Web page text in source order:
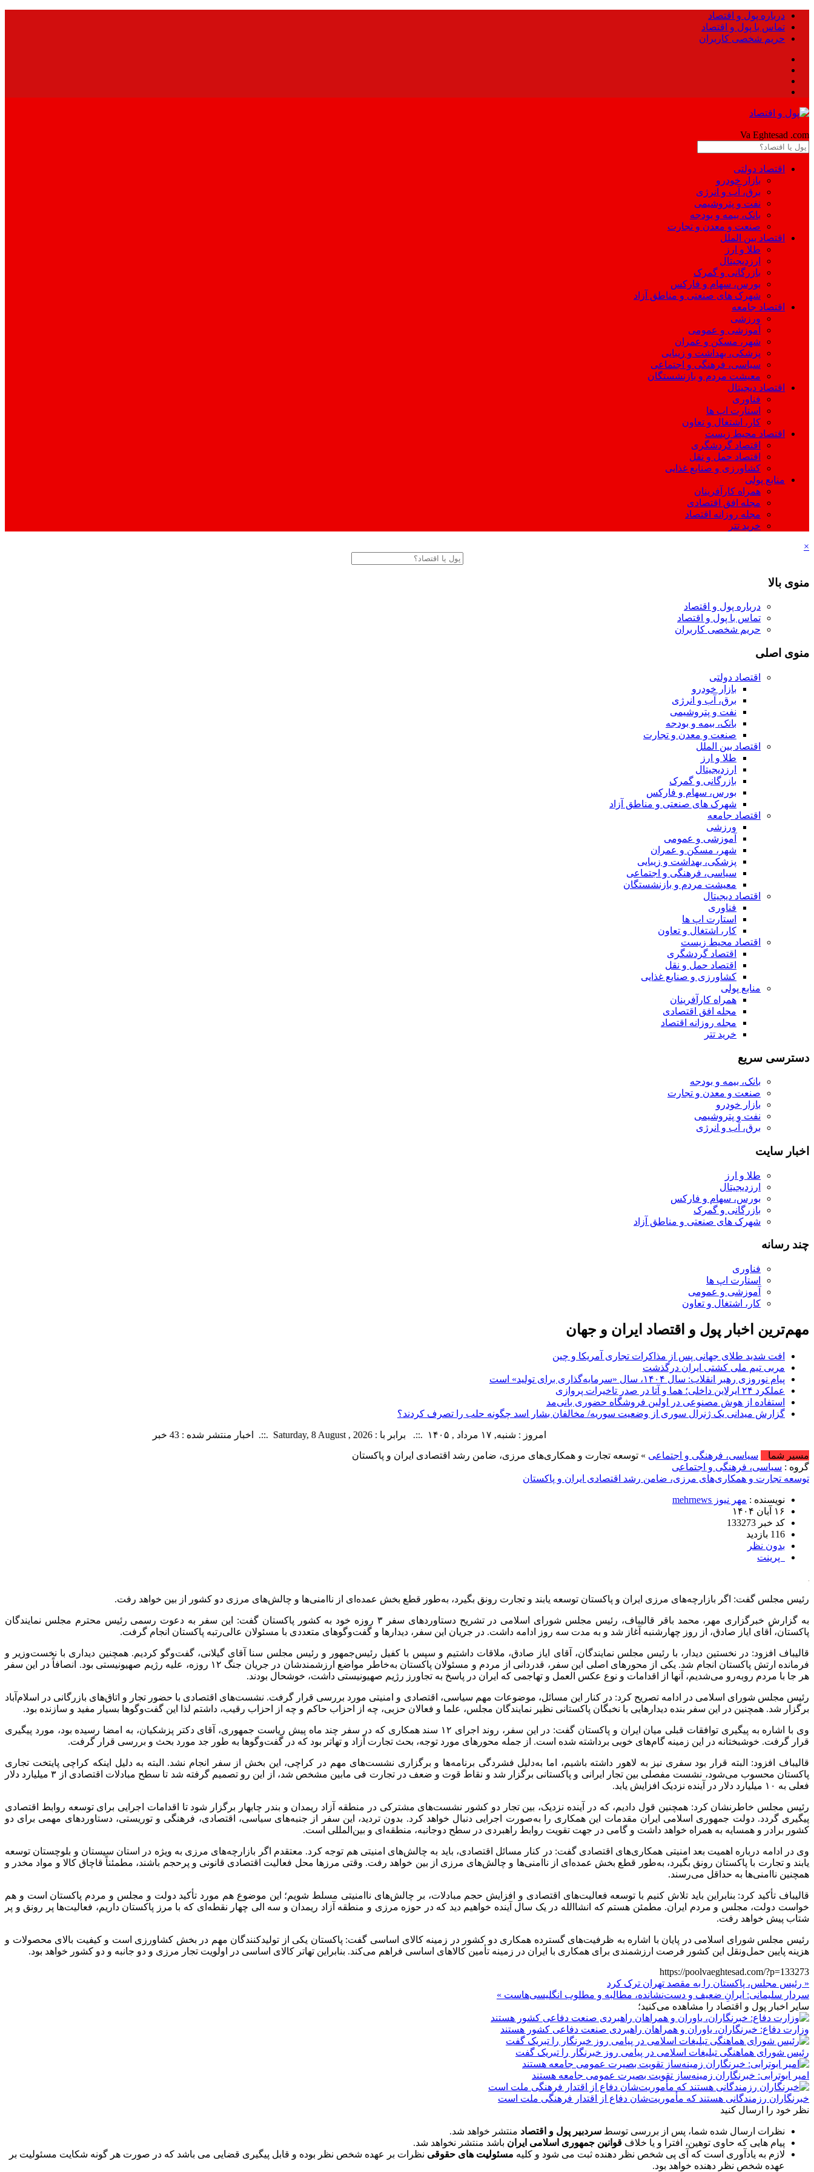
درباره پول و اقتصاد
تماس با پول و اقتصاد
حریم شخصی کاربران
Va Eghtesad .com
اقتصاد دولتی
بازار خودرو
برق، آب و انرژی
نفت و پتروشیمی
بانک، بیمه و بودجه
صنعت و معدن و تجارت
اقتصاد بین الملل
طلا و ارز
ارزدیجیتال
بازرگانی و گمرک
بورس، سهام و فارکس
شهرک های صنعتی و مناطق آزاد
اقتصاد جامعه
ورزشی
آموزشی و عمومی
شهر، مسکن و عمران
پزشکی، بهداشت و زیبایی
سیاسی، فرهنگی و اجتماعی
معیشت مردم و بازنشستگان
اقتصاد دیجیتال
فناوری
استارت اپ ها
کار، اشتغال و تعاون
اقتصاد محیط زیست
اقتصاد گردشگری
اقتصاد حمل و نقل
کشاورزی و صنایع غذایی
منابع پولی
همراه کارآفرینان
مجله افق اقتصادی
مجله روزانه اقتصاد
خرید تتر
×
منوی بالا
درباره پول و اقتصاد
تماس با پول و اقتصاد
حریم شخصی کاربران
منوی اصلی
اقتصاد دولتی
بازار خودرو
برق، آب و انرژی
نفت و پتروشیمی
بانک، بیمه و بودجه
صنعت و معدن و تجارت
اقتصاد بین الملل
طلا و ارز
ارزدیجیتال
بازرگانی و گمرک
بورس، سهام و فارکس
شهرک های صنعتی و مناطق آزاد
اقتصاد جامعه
ورزشی
آموزشی و عمومی
شهر، مسکن و عمران
پزشکی، بهداشت و زیبایی
سیاسی، فرهنگی و اجتماعی
معیشت مردم و بازنشستگان
اقتصاد دیجیتال
فناوری
استارت اپ ها
کار، اشتغال و تعاون
اقتصاد محیط زیست
اقتصاد گردشگری
اقتصاد حمل و نقل
کشاورزی و صنایع غذایی
منابع پولی
همراه کارآفرینان
مجله افق اقتصادی
مجله روزانه اقتصاد
خرید تتر
دسترسی سریع
بانک، بیمه و بودجه
صنعت و معدن و تجارت
بازار خودرو
نفت و پتروشیمی
برق، آب و انرژی
اخبار سایت
طلا و ارز
ارزدیجیتال
بورس، سهام و فارکس
بازرگانی و گمرک
شهرک های صنعتی و مناطق آزاد
چند رسانه
فناوری
استارت اپ ها
آموزشی و عمومی
کار، اشتغال و تعاون
مهم‌ترین اخبار پول و اقتصاد ایران و جهان
افت شدید طلای جهانی پس از مذاکرات تجاری آمریکا و چین
مربی تیم ملی کشتی ایران درگذشت
پیام نوروزی رهبر انقلاب: سال ۱۴۰۴، سال «سرمایه‌گذاری برای تولید» است
عملکرد ۲۴ ایرلاین داخلی؛ هما و آتا در صدر تاخیرات پروازی
استفاده از هوش مصنوعی در اولین فروشگاه حضوری بانی‌مد
گزارش میدانی یک ژنرال سوری از وضعیت سوریه/ مخالفان بشار اسد چگونه حلب را تصرف کردند؟
امروز : شنبه, ۱۷ مرداد , ۱۴۰۵ .::. برابر با : Saturday, 8 August , 2026 .::. اخبار منتشر شده : 43 خبر
مسیر شما
سیاسی، فرهنگی و اجتماعی » توسعه تجارت و همکاری‌های مرزی، ضامن رشد اقتصادی ایران و پاکستان
گروه : سیاسی، فرهنگی و اجتماعی
توسعه تجارت و همکاری‌های مرزی، ضامن رشد اقتصادی ایران و پاکستان
نویسنده : مهر نیوز mehrnews
۱۶ آبان ۱۴۰۴
کد خبر 133273
116 بازدید
بدون نظر
پرینت
رئیس مجلس گفت: اگر بازارچه‌های مرزی ایران و پاکستان توسعه یابند و تجارت رونق بگیرد، به‌طور قطع بخش عمده‌ای از ناامنی‌ها و چالش‌های مرزی دو کشور از بین خواهد رفت.
به گزارش خبرگزاری مهر، محمد باقر قالیباف، رئیس مجلس شورای اسلامی در تشریح دستاوردهای سفر ۳ روزه خود به کشور پاکستان گفت: این سفر به دعوت رسمی رئیس محترم مجلس نمایندگان
پاکستان، آقای ایاز صادق، از روز چهارشنبه آغاز شد و به مدت سه روز ادامه داشت. در جریان این سفر، دیدارها و گفت‌وگوهای متعددی با مسئولان عالی‌رتبه پاکستان انجام گرفت.
قالیباف افزود: در نخستین دیدار، با رئیس مجلس نمایندگان، آقای ایاز صادق، ملاقات داشتیم و سپس با کفیل رئیس‌جمهور و رئیس مجلس سنا آقای گیلانی، گفت‌وگو کردیم. همچنین دیداری با نخست‌وزیر و
فرمانده ارتش پاکستان انجام شد. یکی از محورهای اصلی این سفر، قدردانی از مردم و مسئولان پاکستان به‌خاطر مواضع ارزشمندشان در جریان جنگ ۱۲ روزه، علیه رژیم صهیونیستی بود. انصافاً در این سفر
هر جا با مردم روبه‌رو می‌شدیم، آنها از اقدامات و نوع عکس العمل و تهاجمی که ایران در پاسخ به تجاورز رژیم صهیونیستی داشت، خوشحال بودند.
رئیس مجلس شورای اسلامی در ادامه تصریح کرد: در کنار این مسائل، موضوعات مهم سیاسی، اقتصادی و امنیتی مورد بررسی قرار گرفت. نشست‌های اقتصادی با حضور تجار و اتاق‌های بازرگانی در اسلام‌آباد
برگزار شد. همچنین در این سفر بنده دیدارهایی با نخبگان پاکستانی نظیر نمایندگان مجلس، علما و فعالان حزبی، چه از احزاب حاکم و چه از احزاب رقیب، داشتم لذا این گفت‌وگوها بسیار مفید و سازنده بود.
وی با اشاره به پیگیری توافقات قبلی میان ایران و پاکستان گفت: در این سفر، روند اجرای ۱۲ سند همکاری که در سفر چند ماه پیش ریاست جمهوری، آقای دکتر پزشکیان، به امضا رسیده بود، مورد پیگیری
قرار گرفت. خوشبختانه در این زمینه گام‌های خوبی برداشته شده است. از جمله محورهای مورد توجه، بحث تجارت آزاد و تهاتر بود که در گفت‌وگوها به طور جد مورد بحث و بررسی قرار گرفت.
قالیباف افزود: البته قرار بود سفری نیز به لاهور داشته باشیم، اما به‌دلیل فشردگی برنامه‌ها و برگزاری نشست‌های مهم در کراچی، این بخش از سفر انجام نشد. البته به دلیل اینکه کراچی پایتخت تجاری
پاکستان محسوب می‌شود، نشست مفصلی بین تجار ایرانی و پاکستانی برگزار شد و نقاط قوت و ضعف در تجارت فی
مابین مشخص شد، از این رو تصمیم گرفته شد تا سطح مبادلات اقتصادی از ۳ میلیارد دلار
فعلی به ۱۰ میلیارد دلار در آینده نزدیک افزایش یابد.
رئیس مجلس خاطرنشان کرد: همچنین قول دادیم، که در آینده نزدیک، بین تجار دو کشور نشست‌های مشترکی در منطقه آزاد ریمدان و بندر چابهار برگزار شود تا اقدامات اجرایی برای توسعه روابط اقتصادی
پیگیری گردد. دولت جمهوری اسلامی ایران مقدمات این همکاری را به‌صورت اجرایی دنبال خواهد کرد. بدون تردید، این سفر از جنبه‌های سیاسی، اقتصادی، فرهنگی و توریستی، دستاوردهای مهمی برای دو
کشور برادر و همسایه به همراه خواهد داشت و گامی در جهت تقویت روابط راهبردی در سطح دوجانبه، منطقه‌ای و بین‌المللی است.
وی در ادامه درباره اهمیت بعد امنیتی همکاری‌های اقتصادی گفت: در کنار مسائل اقتصادی، باید به چالش‌های امنیتی هم توجه کرد. معتقدم اگر بازارچه‌های مرزی به ویژه در استان سیستان و بلوچستان توسعه
یابند و تجارت با پاکستان رونق بگیرد، به‌طور قطع بخش عمده‌ای از ناامنی‌ها و چالش‌های مرزی از بین خواهد رفت. وقتی مرزها محل فعالیت اقتصادی قانونی و پرحجم باشند، مطمئناً قاچاق کالا و مواد مخدر و
همچنین ناامنی‌ها به حداقل می‌رسند.
قالیباف تأکید کرد: بنابراین باید تلاش کنیم با توسعه فعالیت‌های اقتصادی و افزایش حجم مبادلات، بر چالش‌های ناامنیتی مسلط شویم؛ این موضوع هم مورد تأکید دولت و مجلس و مردم پاکستان است و هم
خواست دولت، مجلس و مردم ایران. مطمئن هستم که انشاالله در یک سال آینده خواهیم دید که در حوزه مرزی و منطقه آزاد ریمدان و سه الی چهار نقطه‌ای که با مرز پاکستان داریم، فعالیت‌ها پر رونق و پر
شتاب پیش خواهد رفت.
رئیس مجلس شورای اسلامی در پایان با اشاره به ظرفیت‌های گسترده همکاری دو کشور در زمینه کالای اساسی گفت: پاکستان یکی از تولیدکنندگان مهم در بخش کشاورزی است و کیفیت بالای محصولات و
هزینه پایین حمل‌ونقل این کشور فرصت ارزشمندی برای همکاری با ایران در زمینه تأمین کالاهای اساسی فراهم می‌کند. بنابراین تهاتر کالای اساسی در اولویت تجار مرزی و دو جانبه و دو کشور خواهد بود.
https://poolvaeghtesad.com/?p=133273
« رئیس مجلس، پاکستان را به مقصد تهران ترک کرد
سردار سلیمانی: ایرانِ ضعیف و دست‌نشانده، مطالبه و مطلوب انگلیسی‌هاست »
سایر اخبار پول و اقتصاد را مشاهده می‌کنید؛
وزارت دفاع: خبرنگاران، یاوران و همراهان راهبردی صنعت دفاعی کشور هستند
رئیس شورای هماهنگی تبلیغات اسلامی در پیامی روز خبرنگار را تبریک گفت
امیر ابوترابی: خبرنگاران زمینه‌ساز تقویت بصیرت عمومی جامعه هستند
خبرنگاران رزمندگانی هستند که مأموریت‌شان دفاع از اقتدار فرهنگی ملت است
نظر خود را ارسال کنید
نظرات ارسال شده شما، پس از بررسی توسط سردبیر پول و اقتصاد منتشر خواهد شد.
پیام هایی که حاوی توهین، افترا و یا خلاف قوانین جمهوری اسلامی ایران باشد منتشر نخواهد شد.
لازم به یادآوری است که آی پی شخص نظر دهنده ثبت می شود و کلیه مسئولیت های حقوقی نظرات بر عهده شخص نظر بوده و قابل پیگیری قضایی می باشد که در صورت هر گونه شکایت مسئولیت بر
عهده شخص نظر دهنده خواهد بود.